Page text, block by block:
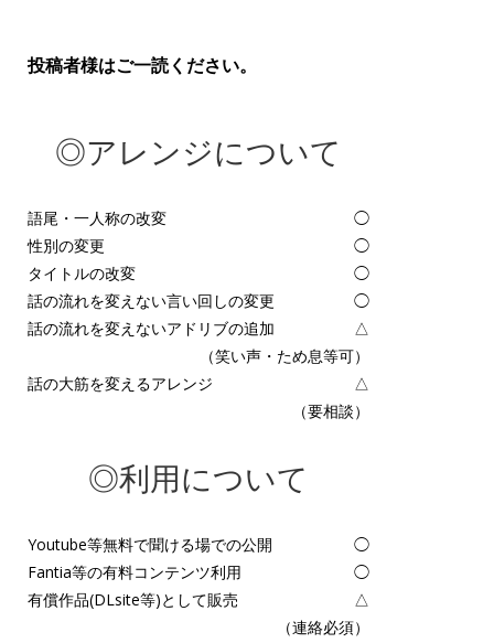
投稿者様はご一読ください。
◎アレンジについて
語尾・一人称の改変
◯
性別の変更
◯
タイトルの改変
◯
話の流れを変えない言い回しの変更
◯
話の流れを変えないアドリブの追加
△
（笑い声・ため息等可）
話の大筋を変えるアレンジ
△
（要相談）
◎利用について
Youtube等無料で聞ける場での公開
◯
Fantia等の有料コンテンツ利用
◯
有償作品(DLsite等)として販売
△
（連絡必須）